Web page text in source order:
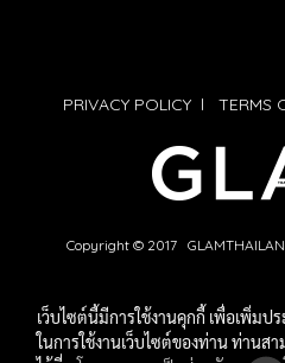
PRIVACY POLICYl TERMS
Copyright © 2017
เว็บไซต์นี้มีการใช้งานคุกกี้ เพื่อเพิ่ม
ในการใช้งานเว็บไซต์ของท่าน ท่านส